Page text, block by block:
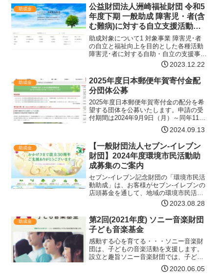
役割である節水技術の追求とともに地域
の事情に精通し、地域…【詳細はコチ
ラ】
助成金
公益財団法人洲崎福祉財団 令和5
年度下期 一般助成 障害児・者(含
む難病)に対する自立支援活動へ
の助成募集
助成対象について1 対象事業 障害児･者
の自立と福祉向上を目的とした各種活動
障害児･者に対する自助・自立の支援事業
採択後、令和6年6月1日から申請事業を開
始し、令和6年11月30日までに終了する
事業2 対象団体 営利を目的としない、次
の…【詳細はコチラ】
2023.12.22
助成金
2025年度日本郵便年賀寄付金配
分団体公募
2025年度日本郵便年賀寄付金の配分を希
望する団体を公募いたします。申請の受
付期間は2024年9月9日（月）～同年11月
1日（金）です。多くの皆さまからの申請
をお待ちしております。配分事業分野配
分事業は次の六つの分野とします。ア 一
般枠（ア…【詳細はコチラ】
2024.09.13
助成金
【一般財団法人セブン-イレブン
財団】2024年度環境市民活動助
成募集のご案内
セブン-イレブン記念財団の「環境市民活
動助成」は、お客様がセブン-イレブンの
店頭募金を通して、地域の環境市民活動
を支援する助成制度です。地域の環境問
題を地域の市民が主体的に解決するため
に、さまざまな角度から支援し、市民主
体の地域社会の実現を…【詳細はコチ
ラ】
2023.08.28
助成金
第2回(2021年度) ソニー音楽財団
子ども音楽基金
感動する心を育てる・・・ソニー音楽財
団は、子どもの音楽活動を支援します。
設立と趣旨ソニー音楽財団では、子ども
たちが豊かな感性・すこやかに生きる力
をはぐくむためには、音楽を通じた体験
2020.06.05